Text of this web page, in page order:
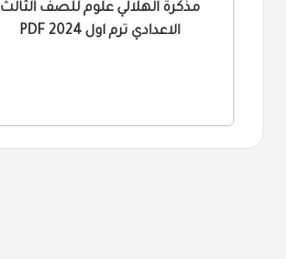
مذكرة الهلالي علوم للصف الثالث
الاعدادي ترم اول 2024 PDF